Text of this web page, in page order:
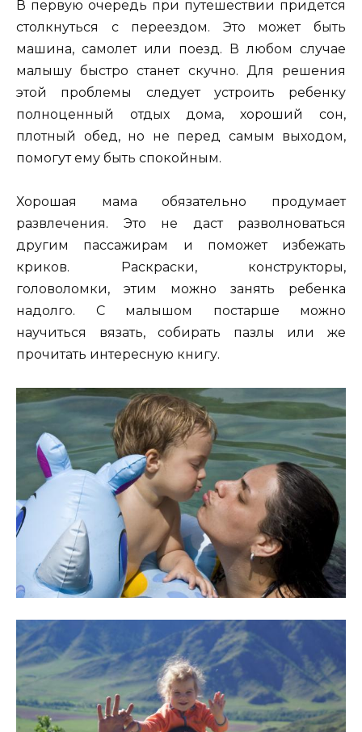
В первую очередь при путешествии придется
столкнуться с переездом. Это может быть
машина, самолет или поезд. В любом случае
малышу быстро станет скучно. Для решения
этой проблемы следует устроить ребенку
полноценный отдых дома, хороший сон,
плотный обед, но не перед самым выходом,
помогут ему быть спокойным.
Хорошая мама обязательно продумает
развлечения. Это не даст разволноваться
другим пассажирам и поможет избежать
криков. Раскраски, конструкторы,
головоломки, этим можно занять ребенка
надолго. С малышом постарше можно
научиться вязать, собирать пазлы или же
прочитать интересную книгу.